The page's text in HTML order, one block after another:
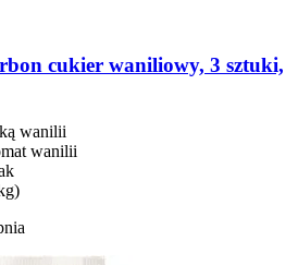
cukier waniliowy, 3 sztuki,
wanilii
wanilii